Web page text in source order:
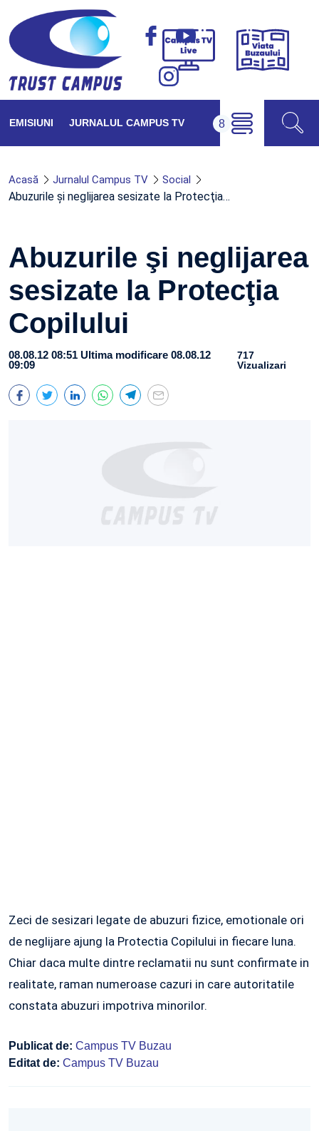
Campus
Viața
EMISIUNI JURNALUL CAMPUS TV
Acasă Jurnalul Campus TV Social
Abuzurile şi neglijarea sesizate la Protecţia…
Abuzurile şi neglijarea
sesizate la Protecţia
Copilului
08.08.12 08:51 Ultima modificare 08.08.12
09:09
717
Vizualizari
Zeci de sesizari legate de abuzuri fizice, emotionale ori
de neglijare ajung la Protectia Copilului in fiecare luna.
Chiar daca multe dintre reclamatii nu sunt confirmate in
realitate, raman numeroase cazuri in care autoritatile
constata abuzuri impotriva minorilor.
Publicat de: Campus TV Buzau
Editat de: Campus TV Buzau